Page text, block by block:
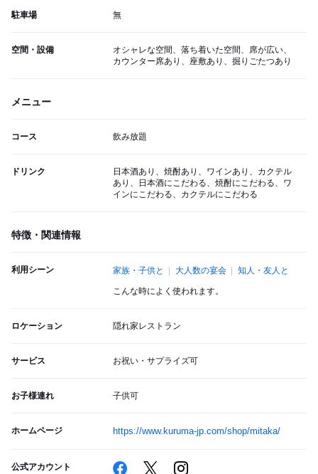
駐車場 無
空間・設備
オシャレな空間、落ち着いた空間、席が広い、
カウンター席あり、座敷あり、掘りごたつあり
メニュー
コース 飲み放題
ドリンク
日本酒あり、焼酎あり、ワインあり、カクテル
あり、日本酒にこだわる、焼酎にこだわる、ワ
インにこだわる、カクテルにこだわる
特徴・関連情報
利用シーン 家族・子供と 大人数の宴会 知人・友人と
こんな時によく使われます。
ロケーション 隠れ家レストラン
サービス お祝い・サプライズ可
お子様連れ 子供可
ホームページ https://www.kuruma-jp.com/shop/mitaka/
公式アカウント